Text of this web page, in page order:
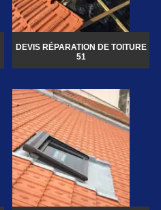
DEVIS RÉPARATION DE TOITURE
51